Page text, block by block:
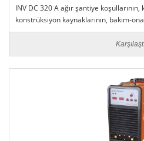
INV DC 320 A ağır şantiye
konstrüksiyon kaynaklarının, bakım-